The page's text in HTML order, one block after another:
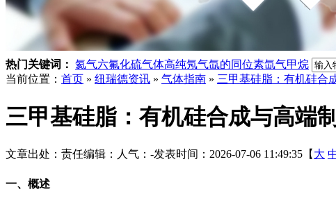
热门关键词： 氦气六氟化硫气体高纯氖气氙的同位素氙气甲烷
当前位置： 首页 » 纽瑞德资讯 » 气体指南 » 三甲基硅脂：有机硅合
三甲基硅脂：有机硅合成与高端
文章出处： 责任编辑： 人气： -发表时间：2026-07-06 11:49:35【 大
一、概述